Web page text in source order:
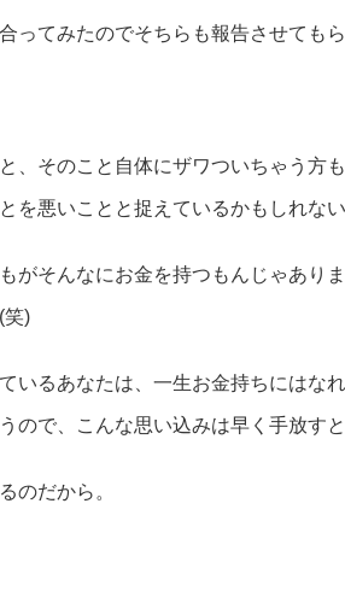
ってみたのでそちらも報告させてもら
、そのこと自体にザワついちゃう方
を悪いことと捉えているかもしれない
がそんなにお金を持つもんじゃあり
笑)
いるあなたは、一生お金持ちにはな
ので、こんな思い込みは早く手放すと
のだから。